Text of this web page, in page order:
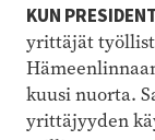
KUN
yrittäjät
kuusi nuorta.
yrittäjyyden